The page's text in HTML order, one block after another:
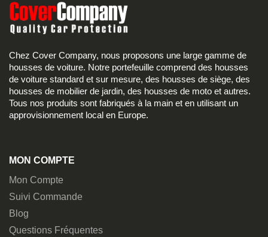
Chez Cover Company, nous proposons une large gamme de
housses de voiture. Notre portefeuille comprend des housses
de voiture standard et sur mesure, des housses de siège, des
housses de mobilier de jardin, des housses de moto et autres.
Tous nos produits sont fabriqués à la main et en utilisant un
approvisionnement local en Europe.
MON COMPTE
Mon Compte
Suivi Commande
Blog
Questions Fréquentes